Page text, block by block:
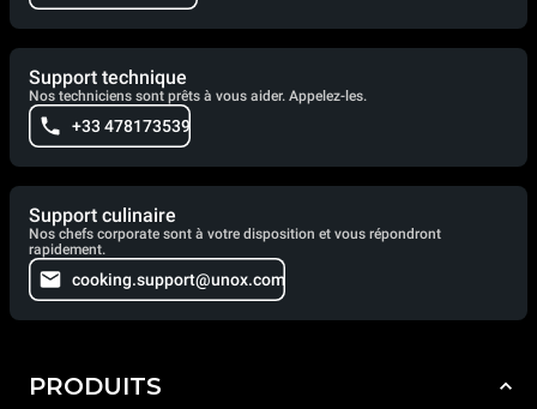
Support technique
Nos techniciens sont prêts à vous aider. Appelez-les.
+33 478173539
Support culinaire
Nos chefs corporate sont à votre disposition et vous répondront
rapidement.
cooking.support@unox.com
PRODUITS